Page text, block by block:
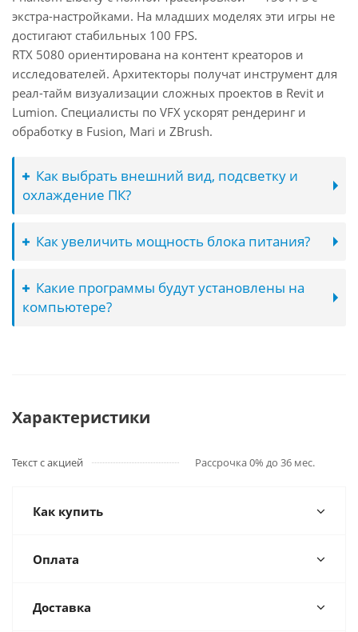
экстра-настройками. На младших моделях эти игры не
достигают стабильных 100 FPS.
RTX 5080 ориентирована на контент креаторов и
исследователей. Архитекторы получат инструмент для
реал-тайм визуализации сложных проектов в Revit и
Lumion. Специалисты по VFX ускорят рендеринг и
обработку в Fusion, Mari и ZBrush.
Как выбрать внешний вид, подсветку и
охлаждение ПК?
Как увеличить мощность блока питания?
Какие программы будут установлены на
компьютере?
Характеристики
Текст с акцией Рассрочка 0% до 36 мес.
Как купить
Оплата
Доставка